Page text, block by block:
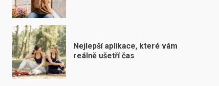
Nejlepší aplikace, které vám
reálně ušetří čas